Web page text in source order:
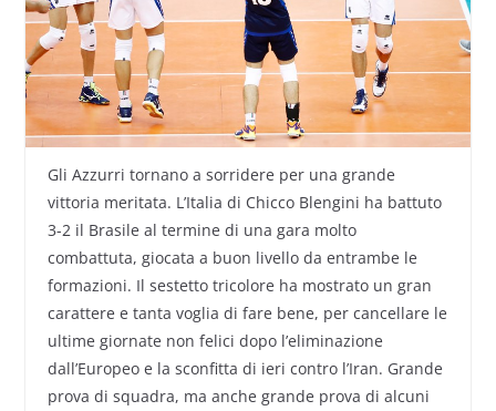
Gli Azzurri tornano a sorridere per una grande
vittoria meritata. L’Italia di Chicco Blengini ha battuto
3-2 il Brasile al termine di una gara molto
combattuta, giocata a buon livello da entrambe le
formazioni. Il sestetto tricolore ha mostrato un gran
carattere e tanta voglia di fare bene, per cancellare le
ultime giornate non felici dopo l’eliminazione
dall’Europeo e la sconfitta di ieri contro l’Iran. Grande
prova di squadra, ma anche grande prova di alcuni